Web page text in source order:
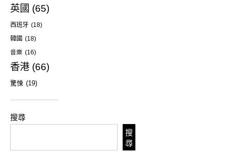
英國 (65)
西班牙 (18)
韓國 (18)
音樂 (16)
香港 (66)
驚悚 (19)
搜尋
搜
尋